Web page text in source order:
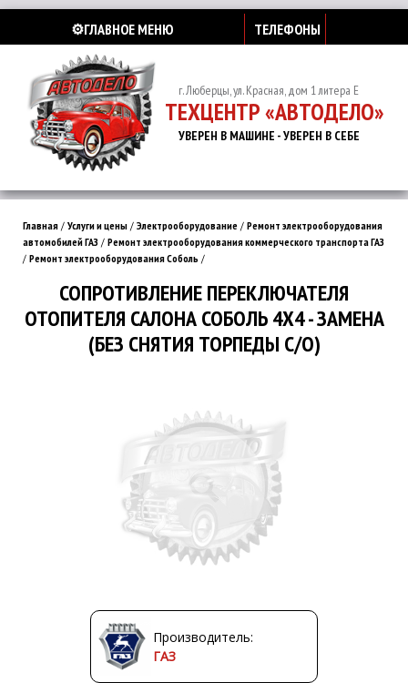
⚙️ГЛАВНОЕ МЕНЮ ТЕЛЕФОНЫ
г. Люберцы, ул. Красная, дом 1 литера Е
ТЕХЦЕНТР «АВТОДЕЛО»
УВЕРЕН В МАШИНЕ - УВЕРЕН В СЕБЕ
Главная / Услуги и цены / Электрооборудование / Ремонт электрооборудования
автомобилей ГАЗ / Ремонт электрооборудования коммерческого транспорта ГАЗ
/ Ремонт электрооборудования Соболь /
СОПРОТИВЛЕНИЕ ПЕРЕКЛЮЧАТЕЛЯ
ОТОПИТЕЛЯ САЛОНА СОБОЛЬ 4Х4 - ЗАМЕНА
(БЕЗ СНЯТИЯ ТОРПЕДЫ С/О)
Производитель:
ГАЗ